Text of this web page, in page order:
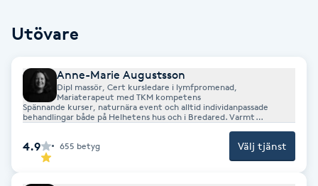
Frekvensterapi
Friskvård
Friskvårdsmassage
Utövare
Anne-Marie Augustsson
Dipl massör, Cert kursledare i lymfpromenad,
Mariaterapeut med TKM kompetens
Spännande kurser, naturnära event och alltid individanpassade
behandlingar både på Helhetens hus och i Bredared. Varmt
4.9 655 betyg Välj tjänst